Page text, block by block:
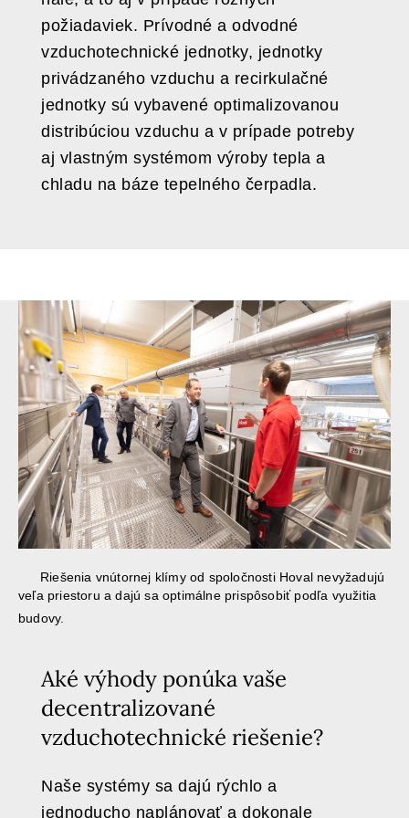
požiadaviek. Prívodné a odvodné
vzduchotechnické jednotky, jednotky
privádzaného vzduchu a recirkulačné
jednotky sú vybavené optimalizovanou
distribúciou vzduchu a v prípade potreby
aj vlastným systémom výroby tepla a
chladu na báze tepelného čerpadla.
Riešenia vnútornej klímy od spoločnosti Hoval nevyžadujú
veľa priestoru a dajú sa optimálne prispôsobiť podľa využitia
budovy.
Aké výhody ponúka vaše
decentralizované
vzduchotechnické riešenie?
Naše systémy sa dajú rýchlo a
jednoducho naplánovať a dokonale